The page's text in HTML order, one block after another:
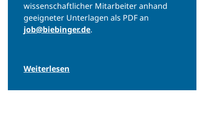
wissenschaftlicher Mitarbeiter anhand
geeigneter Unterlagen als PDF an
job@biebinger.de.
Weiterlesen